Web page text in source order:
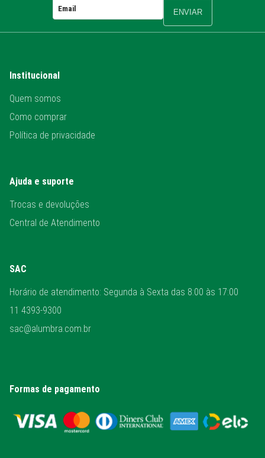
ENVIAR
Institucional
Quem somos
Como comprar
Política de privacidade
Ajuda e suporte
Trocas e devoluções
Central de Atendimento
SAC
Horário de atendimento: Segunda à Sexta das 8:00 às 17:00
11 4393-9300
sac@alumbra.com.br
Formas de pagamento